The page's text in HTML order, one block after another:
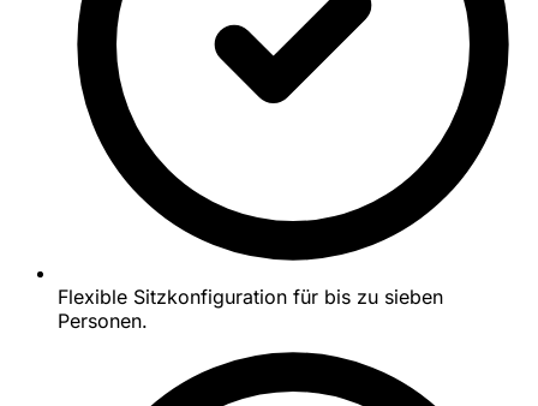
Flexible Sitzkonfiguration für bis zu sieben
Personen.